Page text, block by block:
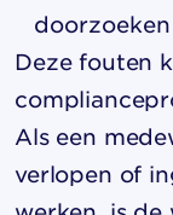
Deze fouten
Als een
verlopen of